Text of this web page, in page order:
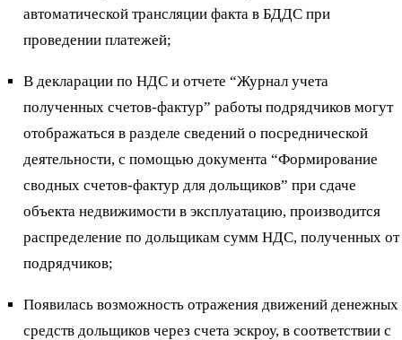
автоматической трансляции факта в БДДС при
проведении платежей;
В декларации по НДС и отчете “Журнал учета
полученных счетов-фактур” работы подрядчиков могут
отображаться в разделе сведений о посреднической
деятельности, с помощью документа “Формирование
сводных счетов-фактур для дольщиков” при сдаче
объекта недвижимости в эксплуатацию, производится
распределение по дольщикам сумм НДС, полученных от
подрядчиков;
Появилась возможность отражения движений денежных
средств дольщиков через счета эскроу, в соответствии с